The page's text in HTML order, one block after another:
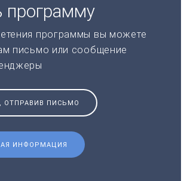
программу
программы вы можете
письмо или сообщение
ОТПРАВИВ ПИСЬМО
ИНФОРМАЦИЯ